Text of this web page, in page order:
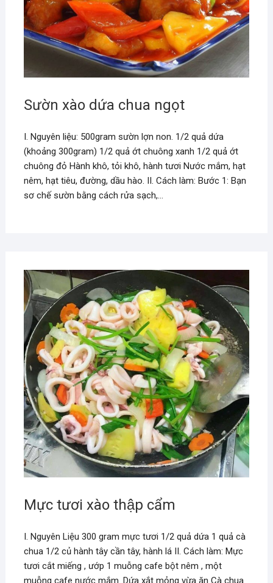
Sườn xào dứa chua ngọt
I. Nguyên liệu: 500gram sườn lợn non. 1/2 quả dứa
(khoảng 300gram) 1/2 quả ớt chuông xanh 1/2 quả ớt
chuông đỏ Hành khô, tỏi khô, hành tươi Nước mắm, hạt
nêm, hạt tiêu, đường, dầu hào. II. Cách làm: Bước 1: Bạn
sơ chế sườn bằng cách rửa sạch,…
Mực tươi xào thập cẩm
I. Nguyên Liệu 300 gram mực tươi 1/2 quả dứa 1 quả cà
chua 1/2 củ hành tây cần tây, hành lá II. Cách làm: Mực
tươi cắt miếng , ướp 1 muỗng cafe bột nêm , một
muỗng cafe nước mắm. Dứa xắt mỏng vừa ăn Cà chua